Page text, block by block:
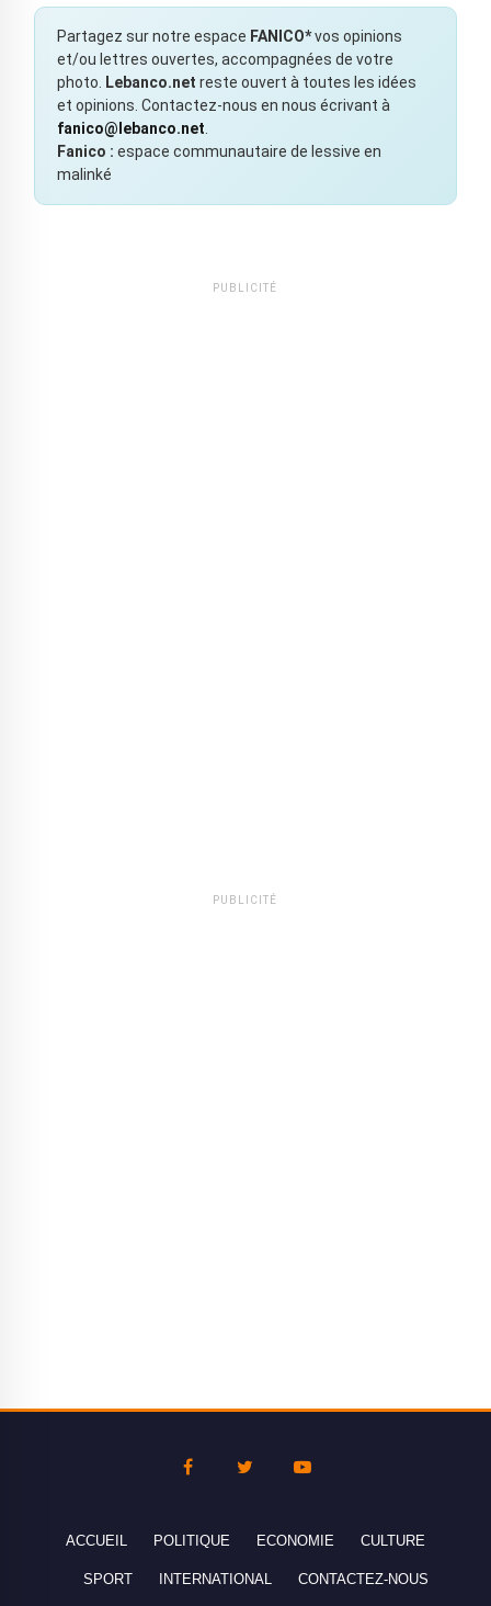
Partagez sur notre espace FANICO*vos opinions
et/ou lettres ouvertes, accompagnées de votre
photo.
Lebanco.net reste ouvert à toutes les idées
et opinions. Contactez-nous en nous écrivant à
fanico@lebanco.net
Fanico : espace communautaire de lessive en
malinké
PUBLICITÉ
PUBLICITÉ
ACCUEIL POLITIQUE ECONOMIE CULTURE
SPORT INTERNATIONAL CONTACTEZ-NOUS